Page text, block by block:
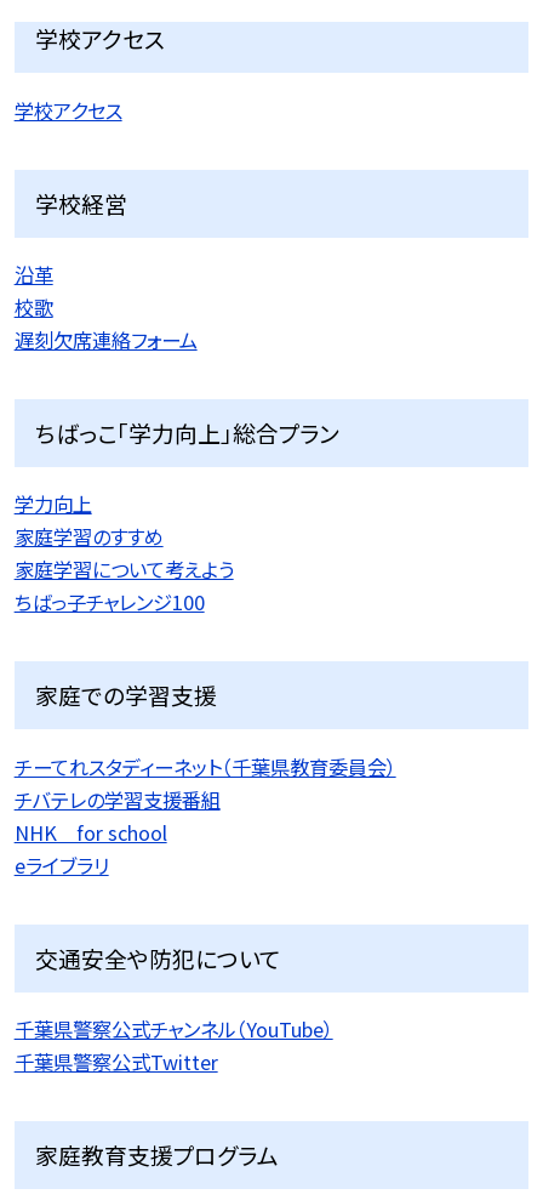
学校アクセス
学校アクセス
学校経営
沿革
校歌
遅刻欠席連絡フォーム
ちばっこ「学力向上」総合プラン
学力向上
家庭学習のすすめ
家庭学習について考えよう
ちばっ子チャレンジ100
家庭での学習支援
チーてれスタディーネット（千葉県教育委員会）
チバテレの学習支援番組
NHK for school
eライブラリ
交通安全や防犯について
千葉県警察公式チャンネル（YouTube）
千葉県警察公式Twitter
家庭教育支援プログラム